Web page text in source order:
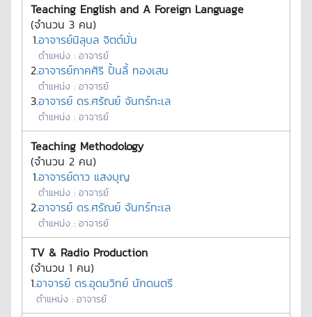
Teaching English and A Foreign Language
(จำนวน 3 คน)
1.อาจารย์นิลุบล จิตต์มั่น
ตำแหน่ง : อาจารย์
2.อาจารย์ภาคศิริ ปั้นลี้ ทองเสน
ตำแหน่ง : อาจารย์
3.อาจารย์ ดร.ศรัณย์ จันทร์ทะเล
ตำแหน่ง : อาจารย์
Teaching Methodology
(จำนวน 2 คน)
1.อาจารย์ดาว แสงบุญ
ตำแหน่ง : อาจารย์
2.อาจารย์ ดร.ศรัณย์ จันทร์ทะเล
ตำแหน่ง : อาจารย์
TV & Radio Production
(จำนวน 1 คน)
1.อาจารย์ ดร.อุดมวิทย์ นักดนตรี
ตำแหน่ง : อาจารย์